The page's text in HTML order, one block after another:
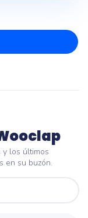
y los últimos
en su buzón.